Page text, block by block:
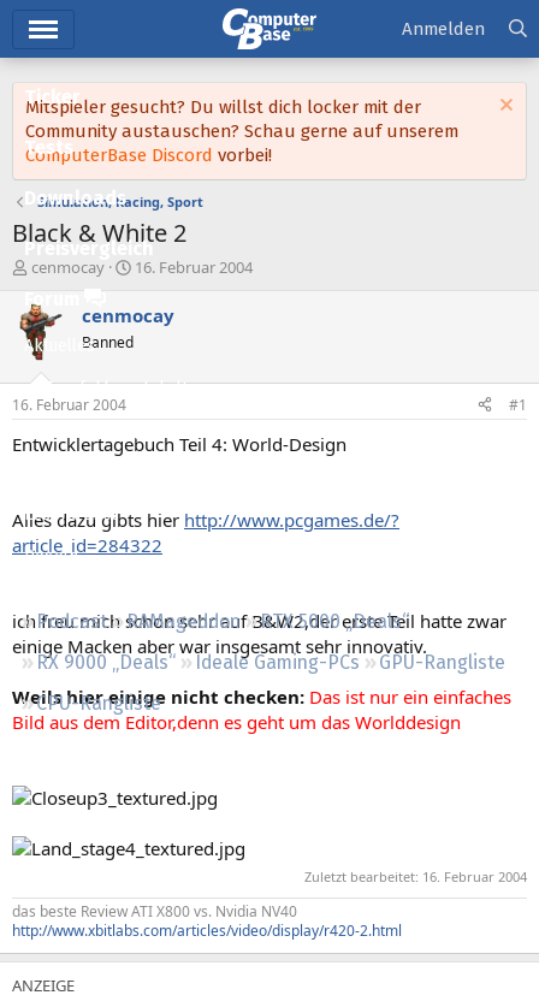
Ticker
Tests
Downloads
Preisvergleich
Forum
Aktuelles
Empfohlene Inhalte
Leserartikel
Regeln
Podcast RAMageddon
RTX 5000 „Deals“
RX 9000 „Deals“
Ideale Gaming-PCs
GPU-Rangliste
CPU-Rangliste
Anmelden
Mitspieler gesucht? Du willst dich locker mit der
Community austauschen? Schau gerne auf unserem
ComputerBase Discord vorbei!
Simulation, Racing, Sport
Black & White 2
E
r
s
t
e
e
r
cenmocay
E
s
t
a
16. Februar 2004
cenmocay
Banned
16. Februar 2004 #1
Entwicklertagebuch Teil 4: World-Design
Alles dazu gibts hier http://www.pcgames.de/?
article_id=284322
ich freu mich schon sehr auf B&W2,der erste Teil hatte zwar
einige Macken aber war insgesamt sehr innovativ.
Weils hier einige nicht checken: Das ist nur ein einfaches
Bild aus dem Editor,denn es geht um das Worlddesign
Zuletzt bearbeitet: 16. Februar 2004
das beste Review ATI X800 vs. Nvidia NV40
http://www.xbitlabs.com/articles/video/display/r420-2.html